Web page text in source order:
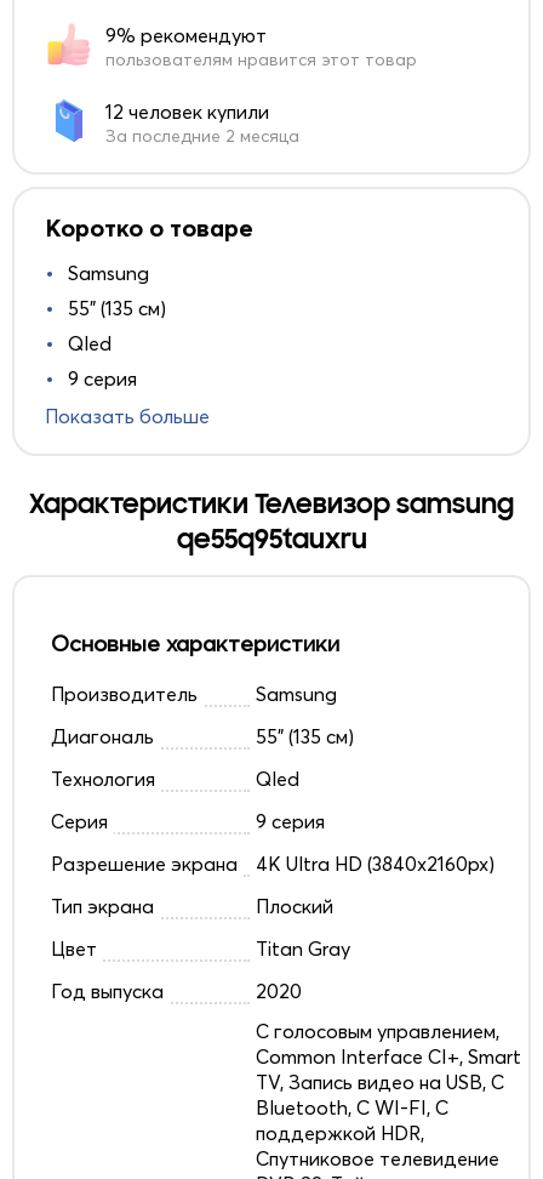
9% рекомендуют
пользователям нравится этот товар
12 человек купили
За последние 2 месяца
Коротко о товаре
Samsung
55" (135 см)
Qled
9 серия
Показать больше
Характеристики Телевизор samsung
qe55q95tauxru
Основные характеристики
Производитель
Samsung
Диагональ
55" (135 см)
Технология
Qled
Серия
9 серия
Разрешение экрана
4K Ultra HD (3840x2160px)
Тип экрана
Плоский
Цвет
Titan Gray
Год выпуска
2020
C голосовым управлением,
Common Interface CI+, Smart
TV, Запись видео на USB, С
Bluetooth, С WI-FI, С
поддержкой HDR,
Спутниковое телевидение